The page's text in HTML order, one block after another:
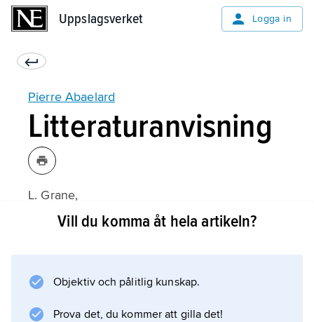
Uppslagsverket Logga in
Pierre Abaelard
Litteraturanvisning
L. Grane,
Peter Abelard
Vill du komma åt hela artikeln?
Objektiv och pålitlig kunskap.
Prova det, du kommer att gilla det!